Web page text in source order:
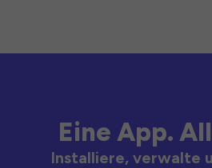
Eine App.
Installiere, verwalte